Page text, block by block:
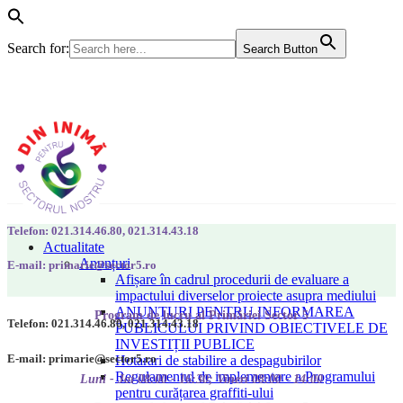
Search for: Search Button
Actualitate
Anunțuri
Afișare în cadrul procedurii de evaluare a
impactului diverselor proiecte asupra mediului
ANUNȚURI PENTRU INFORMAREA
PUBLICULUI PRIVIND OBIECTIVELE DE
INVESTIȚII PUBLICE
Hotarari de stabilire a despagubirilor
Regulamentul de implementare a Programului
pentru curățarea graffiti-ului
Telefon: 021.314.46.80, 021.314.43.18
E-mail: primarie@sector5.ro
Program de lucru al Primăriei Sector 5
Luni - Joi 08:00 - 16:30; Vineri 08:00 - 14:00
Telefon: 021.314.46.80, 021.314.43.18
E-mail: primarie@sector5.ro